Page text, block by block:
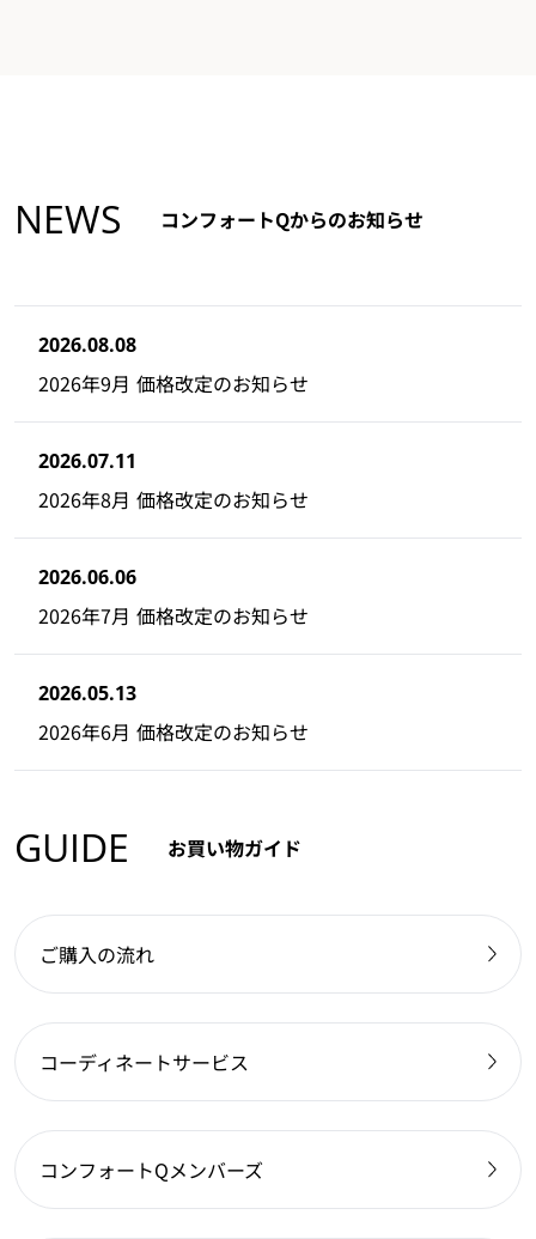
NEWS コンフォートQからのお知らせ
2026.08.08
2026年9月 価格改定のお知らせ
2026.07.11
2026年8月 価格改定のお知らせ
2026.06.06
2026年7月 価格改定のお知らせ
2026.05.13
2026年6月 価格改定のお知らせ
GUIDE お買い物ガイド
ご購入の流れ
コーディネートサービス
コンフォートQメンバーズ